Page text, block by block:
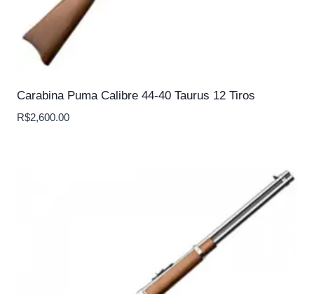
Carabina Puma Calibre 44-40 Taurus 12 Tiros
R$2,600.00